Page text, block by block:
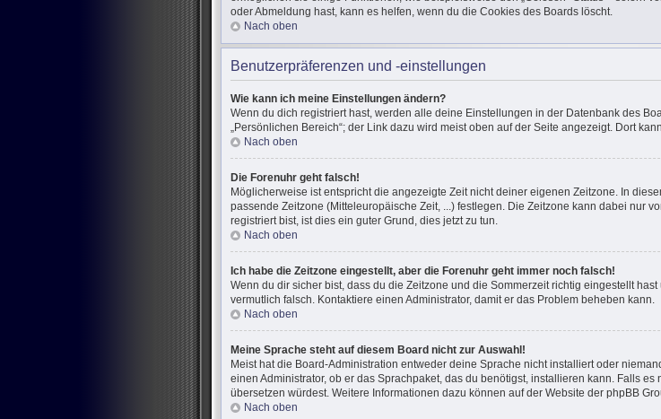
oder Abmeldung hast, kann es helfen, wenn du die Cookies des Boards löscht.
Nach oben
Benutzerpräferenzen und -einstellungen
Wie kann ich meine Einstellungen ändern?
Wenn du dich registriert hast, werden alle deine Einstellungen in der Datenbank des
„Persönlichen Bereich“; der Link dazu wird meist oben auf der Seite angezeigt. Dort
Nach oben
Die Forenuhr geht falsch!
Möglicherweise ist entspricht die angezeigte Zeit nicht deiner eigenen Zeitzone. In
passende Zeitzone (Mitteleuropäische Zeit, ...) festlegen. Die Zeitzone kann dabei nur
registriert bist, ist dies ein guter Grund, dies jetzt zu tun.
Nach oben
Ich habe die Zeitzone eingestellt, aber die Forenuhr geht immer noch falsch!
Wenn du dir sicher bist, dass du die Zeitzone und die Sommerzeit richtig eingestellt
vermutlich falsch. Kontaktiere einen Administrator, damit er das Problem beheben kann.
Nach oben
Meine Sprache steht auf diesem Board nicht zur Auswahl!
Meist hat die Board-Administration entweder deine Sprache nicht installiert oder
einen Administrator, ob er das Sprachpaket, das du benötigst, installieren kann. Falls
übersetzen würdest. Weitere Informationen dazu können auf der Website der phpBB
Nach oben